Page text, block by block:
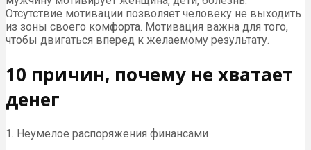
Отсутствие мотивации позволяет человеку не выходить
из зоны своего комфорта. Мотивация важна для того,
чтобы двигаться вперед к желаемому результату.
10 причин, почему не хватает
денег
1. Неумелое распоряжения финансами